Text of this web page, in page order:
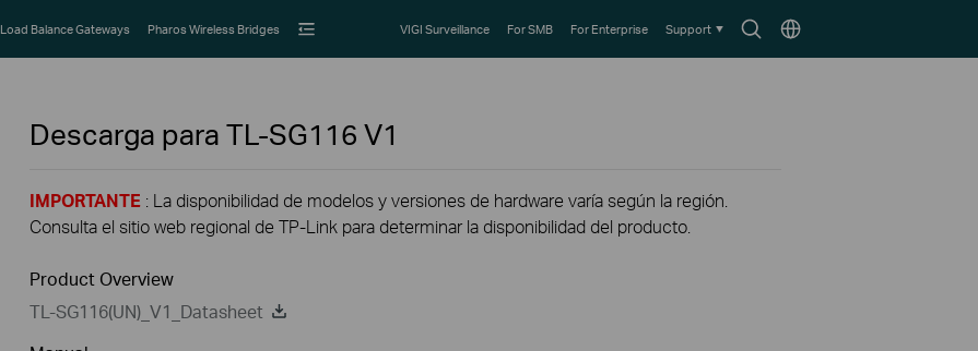
SearchChoose
Load Balance Gateways Pharos Wireless Bridges VIGI Surveillance For SMB For Enterprise Support
Descarga para TL-SG116 V1
IMPORTANTE : La disponibilidad de modelos y versiones de hardware varía según la región.
Consulta el sitio web regional de TP-Link para determinar la disponibilidad del producto.
Product Overview
TL-SG116(UN)_V1_Datasheet